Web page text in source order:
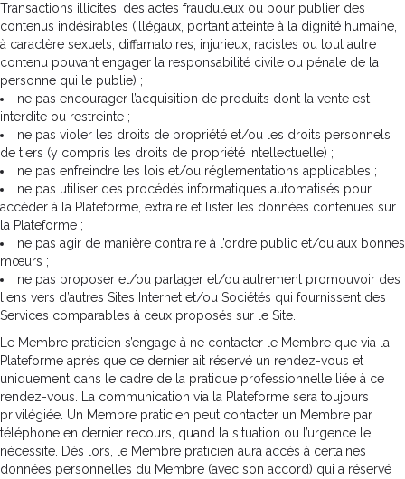
Transactions illicites, des actes frauduleux ou pour publier des
contenus indésirables (illégaux, portant atteinte à la dignité humaine,
à caractère sexuels, diffamatoires, injurieux, racistes ou tout autre
contenu pouvant engager la responsabilité civile ou pénale de la
personne qui le publie) ;
ne pas encourager l’acquisition de produits dont la vente est
interdite ou restreinte ;
ne pas violer les droits de propriété et/ou les droits personnels
de tiers (y compris les droits de propriété intellectuelle) ;
ne pas enfreindre les lois et/ou réglementations applicables ;
ne pas utiliser des procédés informatiques automatisés pour
accéder à la Plateforme, extraire et lister les données contenues sur
la Plateforme ;
ne pas agir de manière contraire à l’ordre public et/ou aux bonnes
mœurs ;
ne pas proposer et/ou partager et/ou autrement promouvoir des
liens vers d’autres Sites Internet et/ou Sociétés qui fournissent des
Services comparables à ceux proposés sur le Site.
Le Membre praticien s’engage à ne contacter le Membre que via la
Plateforme après que ce dernier ait réservé un rendez-vous et
uniquement dans le cadre de la pratique professionnelle liée à ce
rendez-vous. La communication via la Plateforme sera toujours
privilégiée. Un Membre praticien peut contacter un Membre par
téléphone en dernier recours, quand la situation ou l’urgence le
nécessite. Dès lors, le Membre praticien aura accès à certaines
données personnelles du Membre (avec son accord) qui a réservé